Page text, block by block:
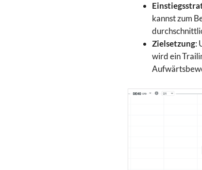
kannst zum
Zielsetzung:
wird ein